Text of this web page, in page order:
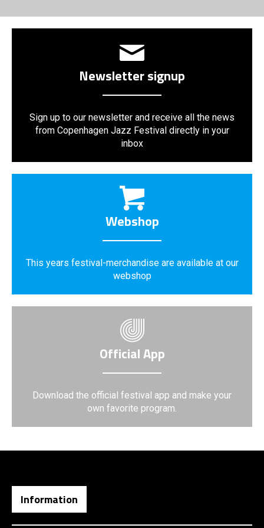
Newsletter signup
Sign up to our newsletter and receive all the news
from Copenhagen Jazz Festival directly in your
inbox
Webshop
This years festival-merchandise are available at our
webshop
Official App
Download the official festival app and make your
own favorite program.
Information